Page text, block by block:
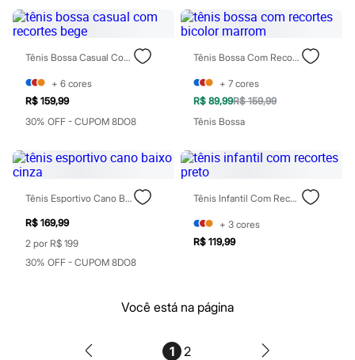
Babuche
Botas
Chinelos
Pantufas
Sandálias
Tênis
Marcas
Beira Rio
Cartago
Havaianas
Ipanema
Moleca
Oneself
Rider
Via Uno
Vizzano
Zaxy
Tênis Bossa Casual Com Recortes Bege
+ 6 cores
R$ 159,99
30% OFF - CUPOM 8DO8
Tênis Bossa Com Recortes Bicolor Marrom
+ 7 cores
R$ 89,99R$ 159,99
Tênis Bossa
Tênis Esportivo Cano Baixo Cinza
R$ 169,99
2 por R$ 199
30% OFF - CUPOM 8DO8
Tênis Infantil Com Recortes Preto
+ 3 cores
R$ 119,99
Você está na página
1 2